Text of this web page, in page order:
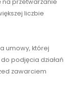
na przetwarzanie
liczbie
umowy, której
podjęcia działań
zawarciem